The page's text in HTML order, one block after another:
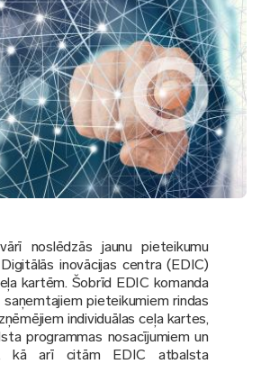
noslēdzās jaunu pieteikumu
inovācijas centra (EDIC)
kartēm. Šobrīd EDIC komanda
pieteikumiem rindas
individuālas ceļa kartes,
programmas nosacījumiem un
kā arī citām EDIC atbalsta